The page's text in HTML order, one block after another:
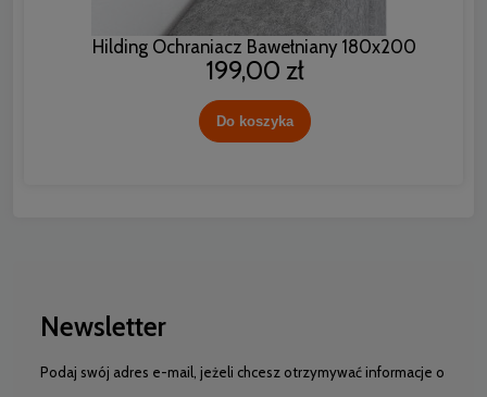
Hilding Ochraniacz Bawełniany 180x200
199,00 zł
Do koszyka
Newsletter
Podaj swój adres e-mail, jeżeli chcesz otrzymywać informacje o